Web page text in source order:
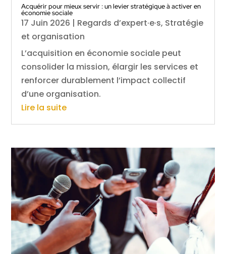
Acquérir pour mieux servir : un levier stratégique à activer en
économie sociale
17 Juin 2026 | Regards d’expert·e·s, Stratégie
et organisation
L’acquisition en économie sociale peut
consolider la mission, élargir les services et
renforcer durablement l’impact collectif
d’une organisation.
Lire la suite